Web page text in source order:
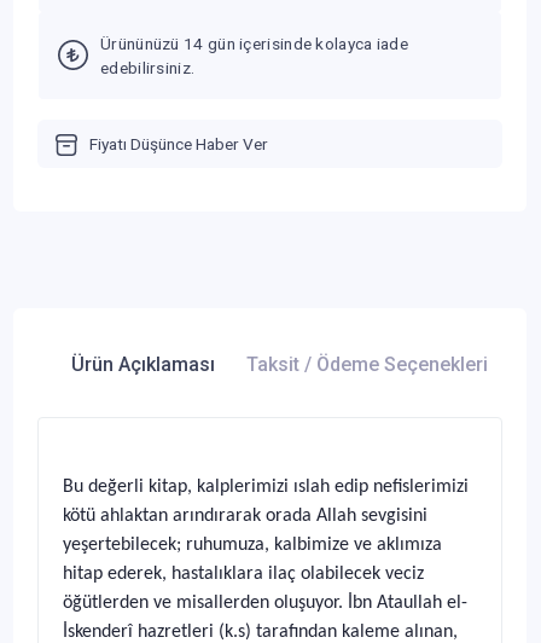
Ürününüzü 14 gün içerisinde kolayca iade
edebilirsiniz.
Fiyatı Düşünce Haber Ver
Ürün Açıklaması Taksit / Ödeme Seçenekleri
Bu değerli kitap, kalplerimizi ıslah edip nefislerimizi
kötü ahlaktan arındırarak orada Allah sevgisini
yeşertebilecek; ruhumuza, kalbimize ve aklımıza
hitap ederek, hastalıklara ilaç olabilecek veciz
öğütlerden ve misallerden oluşuyor. İbn Ataullah el-
İskenderî hazretleri (k.s) tarafından kaleme alınan,